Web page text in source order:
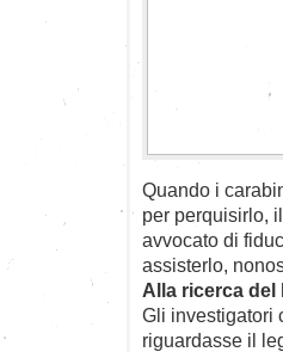
Quando i
per perquisirlo,
avvocato di
assisterlo,
Alla ricerca del
Gli investigatori
riguardasse il